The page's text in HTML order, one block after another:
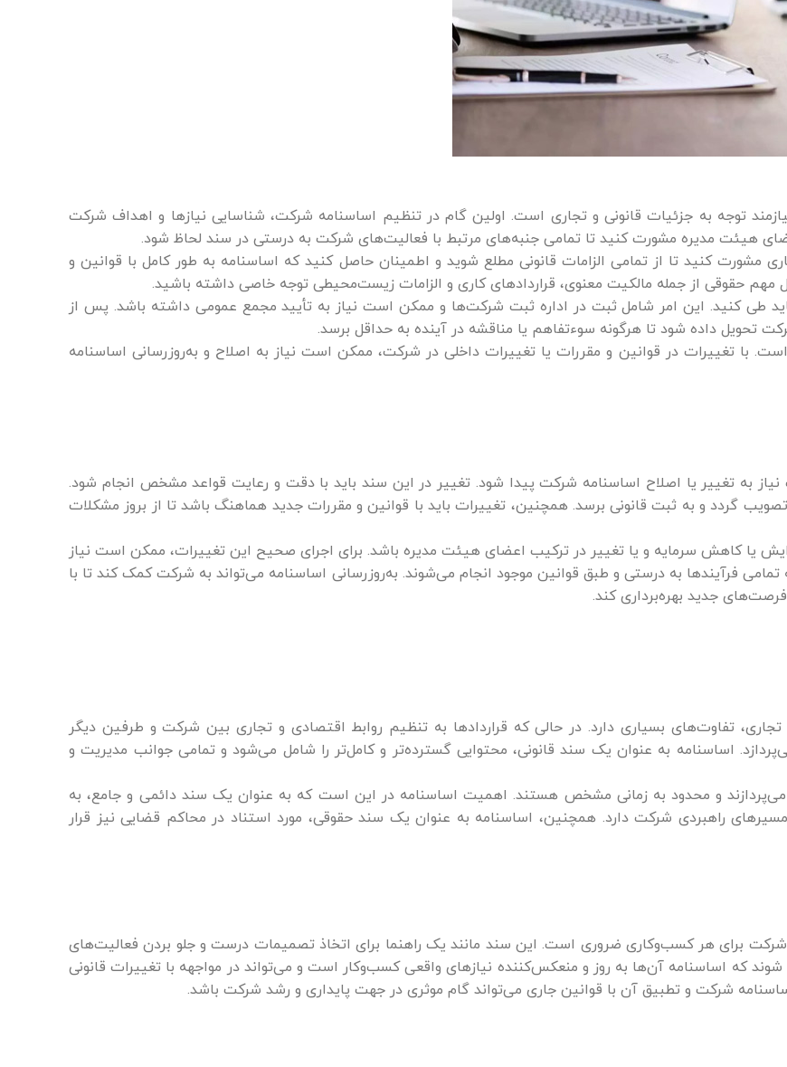
توجه به جزئیات قانونی و تجاری است. اولین گام در تنظیم اساسنامه شرکت، شناسایی نیازها و اهداف شرکت
هیئت مدیره مشورت کنید تا تمامی جنبه‌های مرتبط با فعالیت‌های شرکت به درستی در سند لحاظ شود.
مشورت کنید تا از تمامی الزامات قانونی مطلع شوید و اطمینان حاصل کنید که اساسنامه به طور کامل با قوانین و
مهم حقوقی از جمله مالکیت معنوی، قراردادهای کاری و الزامات زیست‌محیطی توجه خاصی داشته باشید.
طی کنید. این امر شامل ثبت در اداره ثبت شرکت‌ها و ممکن است نیاز به تأیید مجمع عمومی داشته باشد. پس از
تحویل داده شود تا هرگونه سوء‌تفاهم یا مناقشه در آینده به حداقل برسد.
با تغییرات در قوانین و مقررات یا تغییرات داخلی در شرکت، ممکن است نیاز به اصلاح و به‌روزرسانی اساسنامه
به تغییر یا اصلاح اساسنامه شرکت پیدا شود. تغییر در این سند باید با دقت و رعایت قواعد مشخص انجام شود.
گردد و به ثبت قانونی برسد. همچنین، تغییرات باید با قوانین و مقررات جدید هماهنگ باشد تا از بروز مشکلات
یا کاهش سرمایه و یا تغییر در ترکیب اعضای هیئت مدیره باشد. برای اجرای صحیح این تغییرات، ممکن است نیاز
فرآیندها به درستی و طبق قوانین موجود انجام می‌شوند. به‌روزرسانی اساسنامه می‌تواند به شرکت کمک کند تا با
جدید بهره‌برداری کند.
تفاوت‌های بسیاری دارد. در حالی که قراردادها به تنظیم روابط اقتصادی و تجاری بین شرکت و طرفین دیگر
اساسنامه به عنوان یک سند قانونی، محتوایی گسترده‌تر و کامل‌تر را شامل می‌شود و تمامی جوانب مدیریت و
می‌پردازند و محدود به زمانی مشخص هستند. اهمیت اساسنامه در این است که به عنوان یک سند دائمی و جامع، به
راهبردی شرکت دارد. همچنین، اساسنامه به عنوان یک سند حقوقی، مورد استناد در محاکم قضایی نیز قرار
برای هر کسب‌وکاری ضروری است. این سند مانند یک راهنما برای اتخاذ تصمیمات درست و جلو بردن فعالیت‌های
که اساسنامه آن‌ها به روز و منعکس‌کننده نیازهای واقعی کسب‌وکار است و می‌تواند در مواجهه با تغییرات قانونی
شرکت و تطبیق آن با قوانین جاری می‌تواند گام موثری در جهت پایداری و رشد شرکت باشد.